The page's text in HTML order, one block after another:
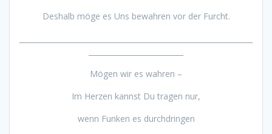
Deshalb möge es Uns bewahren vor der Furcht.
Mögen wir es wahren –
Im Herzen kannst Du tragen nur,
wenn Funken es durchdringen